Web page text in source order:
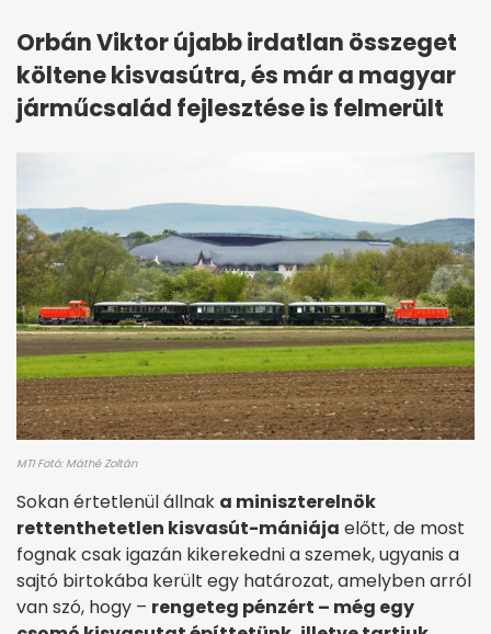
Orbán Viktor újabb irdatlan összeget
költene kisvasútra, és már a magyar
járműcsalád fejlesztése is felmerült
MTI Fotó: Máthé Zoltán
Sokan értetlenül állnak a miniszterelnök
rettenthetetlen kisvasút-mániája előtt, de most
fognak csak igazán kikerekedni a szemek, ugyanis a
sajtó birtokába került egy határozat, amelyben arról
van szó, hogy – rengeteg pénzért – még egy